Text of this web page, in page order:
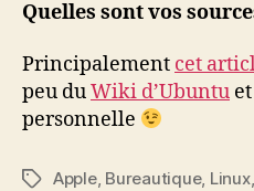
Quelles sont vos
Principalement cet
peu duWiki d’Ubuntu
personnelle
Étiquettes
Apple, Bureautique, Linux